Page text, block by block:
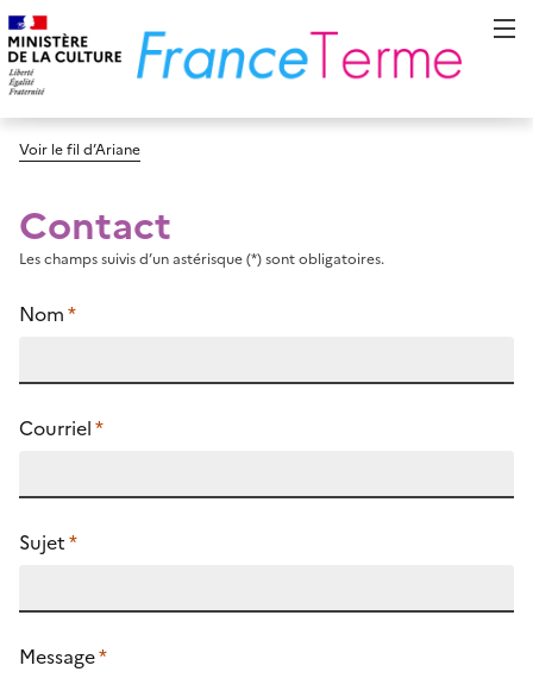
Voir le fil d’Ariane
Contact
Les champs suivis d’un astérisque (*) sont obligatoires.
Nom*
Courriel*
Sujet*
Message*